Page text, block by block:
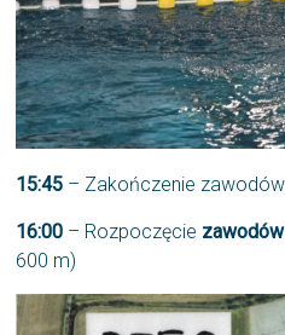
15:45 – Zakończenie
16:00 – Rozpoczęcie
600 m)